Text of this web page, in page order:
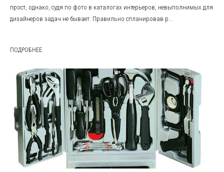
прост, однако, судя по фото в каталогах интерьеров, невыполнимых для
дизайнеров задач не бывает. Правильно спланировав р...
ПОДРОБНЕЕ